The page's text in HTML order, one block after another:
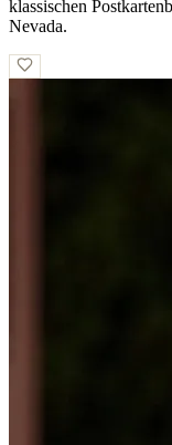
klassischen
Nevada.